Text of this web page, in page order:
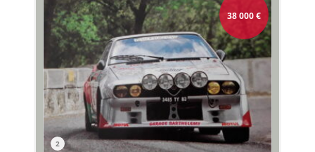
38 000€
2